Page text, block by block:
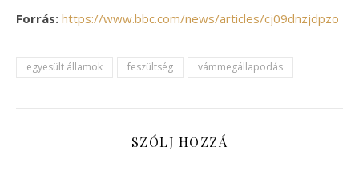
Forrás: https://www.bbc.com/news/articles/cj09dnzjdpzo
egyesült államok feszültség vámmegállapodás
SZÓLJ HOZZÁ